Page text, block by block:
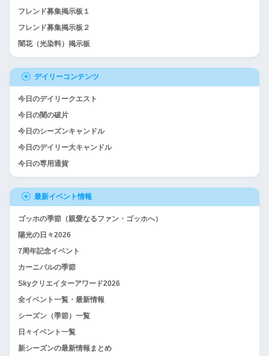
フレンド募集掲示板１
フレンド募集掲示板２
闇花（光染料）掲示板
デイリーコンテンツ
今日のデイリークエスト
今日の闇の破片
今日のシーズンキャンドル
今日のデイリー大キャンドル
今日の専用通貨
最新イベント情報
ゴッホの季節（親愛なるファン・ゴッホへ）
陽光の日々2026
7周年記念イベント
カーニバルの季節
Skyクリエイターアワード2026
全イベント一覧・最新情報
シーズン（季節）一覧
日々イベント一覧
新シーズンの最新情報まとめ